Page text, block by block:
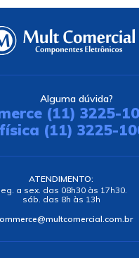
Alguma dúvida?
(11) 3225-
física (11) 3225-
ATENDIMENTO:
a sex. das 08h30 às 17h30.
sáb. das 8h às 13h